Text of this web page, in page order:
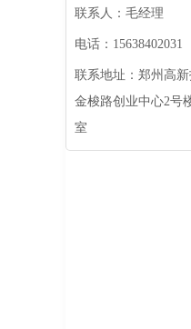
联系人：毛经理
电话：15638402031
联系地址：郑州高
金梭路创业中心2号
室